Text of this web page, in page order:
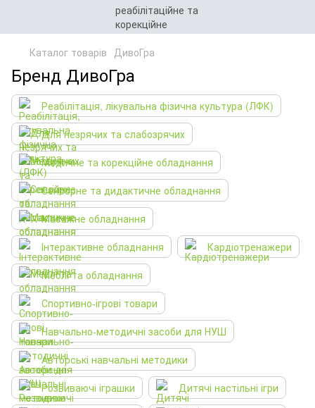
Каталог товарів ДивоГра
Бренд ДивоГра
Реабілітація, лікувальна фізична культура (ЛФК)
Для незрячих та слабозрячих
Медичне та корекційне обладнання
Сенсорне та дидактичне обладнання
Масажне обладнання
Інтерактивне обладнання
Кардіотренажери
Меблі та обладнання
Спортивно-ігрові товари
Навчально-методичні засоби для НУШ
Авторські навчальні методики
Розвиваючі іграшки
Дитячі настільні ігри